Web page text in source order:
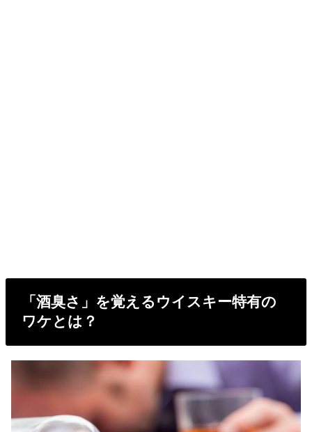
「酒臭さ」を覚えるウイスキー特有の
ワケとは？